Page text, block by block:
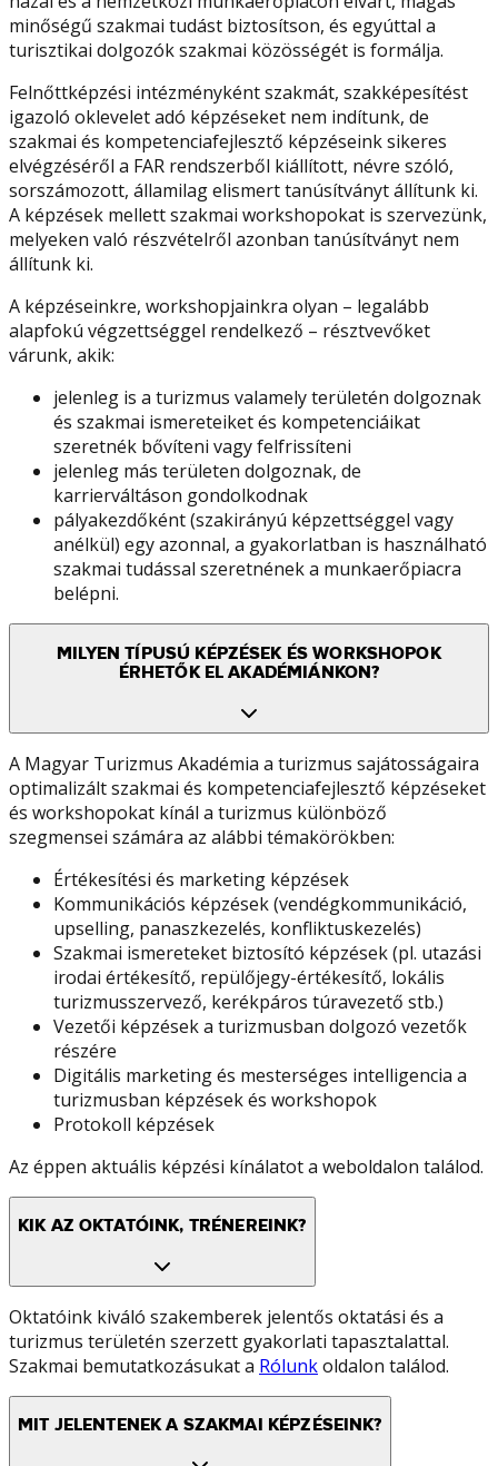
minőségű szakmai tudást biztosítson, és egyúttal a
turisztikai dolgozók szakmai közösségét is formálja.
Felnőttképzési intézményként szakmát, szakképesítést
igazoló oklevelet adó képzéseket nem indítunk, de
szakmai és kompetenciafejlesztő képzéseink sikeres
elvégzéséről a FAR rendszerből kiállított, névre szóló,
sorszámozott, államilag elismert tanúsítványt állítunk ki.
A képzések mellett szakmai workshopokat is szervezünk,
melyeken való részvételről azonban tanúsítványt nem
állítunk ki.
A képzéseinkre, workshopjainkra olyan – legalább
alapfokú végzettséggel rendelkező – résztvevőket
várunk, akik:
jelenleg is a turizmus valamely területén dolgoznak
és szakmai ismereteiket és kompetenciáikat
szeretnék bővíteni vagy felfrissíteni
jelenleg más területen dolgoznak, de
karrierváltáson gondolkodnak
pályakezdőként (szakirányú képzettséggel vagy
anélkül) egy azonnal, a gyakorlatban is használható
szakmai tudással szeretnének a munkaerőpiacra
belépni.
MILYEN TÍPUSÚ KÉPZÉSEK ÉS WORKSHOPOK
ÉRHETŐK EL AKADÉMIÁNKON?
A Magyar Turizmus Akadémia a turizmus sajátosságaira
optimalizált szakmai és kompetenciafejlesztő képzéseket
és workshopokat kínál a turizmus különböző
szegmensei számára az alábbi témakörökben:
Értékesítési és marketing képzések
Kommunikációs képzések (vendégkommunikáció,
upselling, panaszkezelés, konfliktuskezelés)
Szakmai ismereteket biztosító képzések (pl. utazási
irodai értékesítő, repülőjegy-értékesítő, lokális
turizmusszervező, kerékpáros túravezető stb.)
Vezetői képzések a turizmusban dolgozó vezetők
részére
Digitális marketing és mesterséges intelligencia a
turizmusban képzések és workshopok
Protokoll képzések
Az éppen aktuális képzési kínálatot a weboldalon találod.
KIK AZ OKTATÓINK, TRÉNEREINK?
Oktatóink kiváló szakemberek jelentős oktatási és a
turizmus területén szerzett gyakorlati tapasztalattal.
Szakmai bemutatkozásukat a Rólunkoldalon találod.
MIT JELENTENEK A SZAKMAI KÉPZÉSEINK?